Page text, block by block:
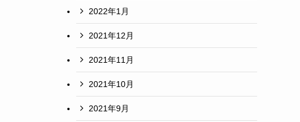
2022年1月
2021年12月
2021年11月
2021年10月
2021年9月